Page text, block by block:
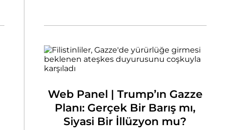
Web Panel | Trump’ın Gazze
Planı: Gerçek Bir Barış mı,
Siyasi Bir İllüzyon mu?